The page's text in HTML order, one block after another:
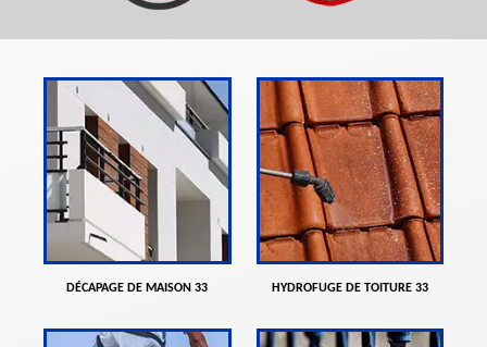
DÉCAPAGE DE MAISON 33 HYDROFUGE DE TOITURE 33